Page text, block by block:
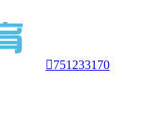
751233170